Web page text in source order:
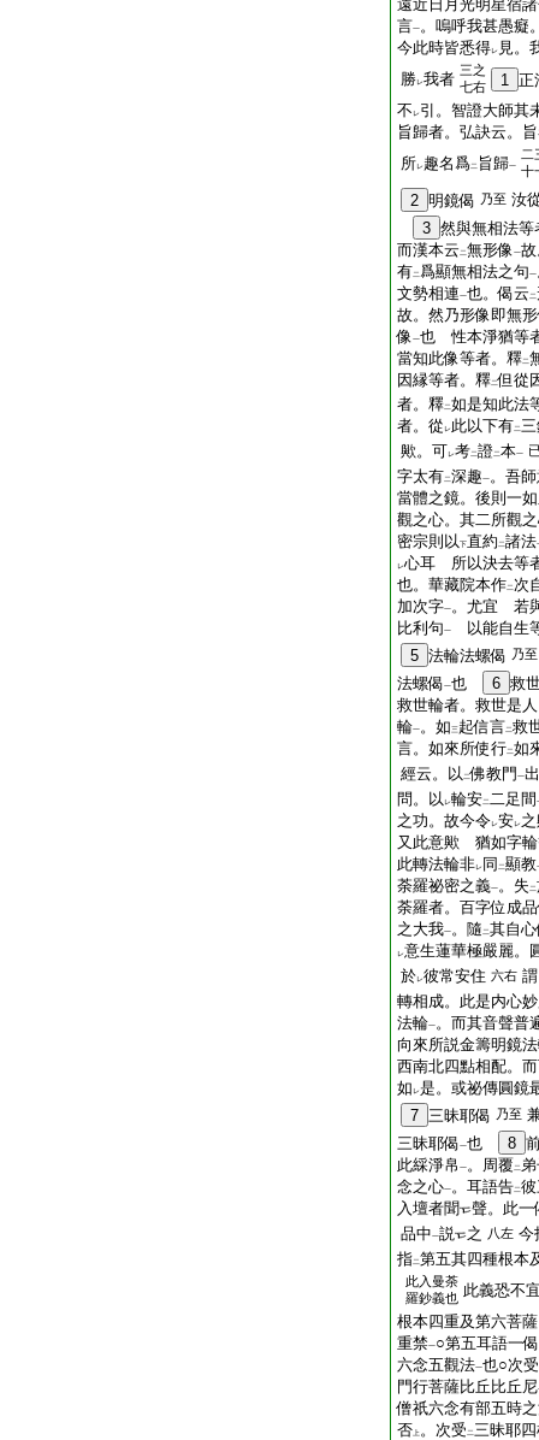
遠近日月光明星宿
言一。嗚呼我甚愚癡
今此時皆悉得レ 見。
勝レ我者 三之
七右
1 正
不 レ引。智證大師其
旨歸者。弘訣云。
所レ趣名爲二 旨歸一
二
十
2 明鏡偈 乃至 汝
3 然與無相法等
而漢本云 二無形像一
有二爲顯無相法之句一
文勢相連一也。偈云 二
故。然乃形像即無
像一也 性本淨猶等
當知此像等者。釋二
因縁等者。釋二但從
者。釋二如是知此法
者。從 レ此以下有二
歟。可レ考二證二本一
字太有二深趣一。吾
當體之鏡。後則一
觀之心。其二所觀
密宗則以下直約 二諸法
レ心耳 所以決去等
也。華藏院本作二次
加次字一。尤宜 若
比利句一
以能自生
5 法輪法螺偈 乃至
法螺偈一也 6 救
救世輪者。救世是
輪一。如三起信言二救
言。如來所使行二如
經云。以 二佛教門 一出
問。以 レ輪安二二足間
之功。故今令レ安レ
又此意歟 猶如字輪
此轉法輪非レ 同 二顯教
荼羅祕密之義一。失 二
荼羅者。百字位成
之大我一。隨 二其自
レ意生蓮華極嚴麗。
於レ彼常安住 六右
轉相成。此是内心
法輪一。而其音聲普
向來所説金籌明鏡
西南北四點相配。
如 レ是。或祕傳圓鏡
7 三昧耶偈 乃至
三昧耶偈一也 8
此綵淨帛 一。周覆二
念之心一。耳語告二
入壇者聞
聲。此一
品中一説 之 八左 今
指二第五其四種根本
此入曼荼
羅鈔義也 此義恐不
根本四重及第六菩
重禁一○第五耳語一
六念五觀法一也○次受
門行菩薩比丘比丘尼
僧祇六念有部五時
否 上 。次受 二三昧耶